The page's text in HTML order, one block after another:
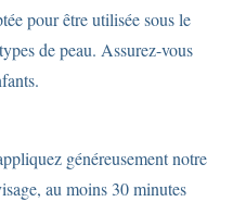
pour être utilisée sous le
de peau. Assurez-vous
généreusement notre
au moins 30 minutes